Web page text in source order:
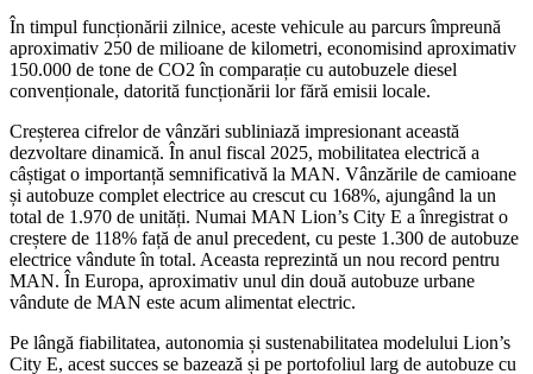
În timpul funcționării zilnice, aceste vehicule au parcurs împreună
aproximativ 250 de milioane de kilometri, economisind aproximativ
150.000 de tone de CO2 în comparație cu autobuzele diesel
convenționale, datorită funcționării lor fără emisii locale.
Creșterea cifrelor de vânzări subliniază impresionant această
dezvoltare dinamică. În anul fiscal 2025, mobilitatea electrică a
câștigat o importanță semnificativă la MAN. Vânzările de camioane
și autobuze complet electrice au crescut cu 168%, ajungând la un
total de 1.970 de unități. Numai MAN Lion’s City E a înregistrat o
creștere de 118% față de anul precedent, cu peste 1.300 de autobuze
electrice vândute în total. Aceasta reprezintă un nou record pentru
MAN. În Europa, aproximativ unul din două autobuze urbane
vândute de MAN este acum alimentat electric.
Pe lângă fiabilitatea, autonomia și sustenabilitatea modelului Lion’s
City E, acest succes se bazează și pe portofoliul larg de autobuze cu